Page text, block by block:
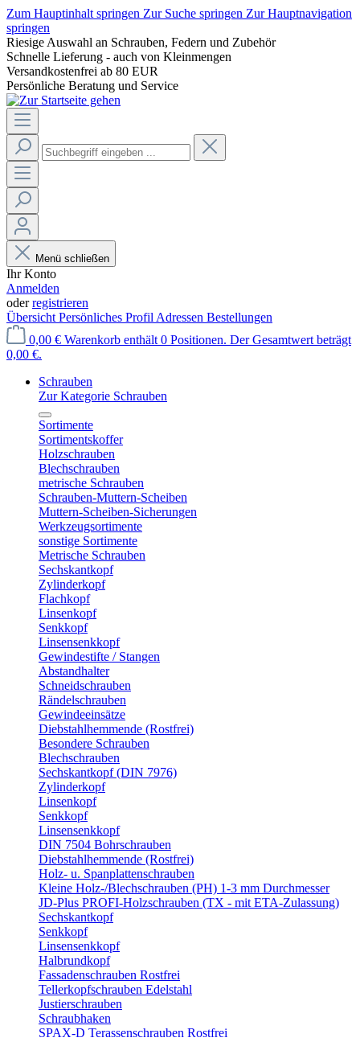
Zum Hauptinhalt springen Zur Suche springen Zur Hauptnavigation
springen
Riesige Auswahl an Schrauben, Federn und Zubehör
Schnelle Lieferung - auch von Kleinmengen
Versandkostenfrei ab 80 EUR
Persönliche Beratung und Service
Menü schließen
Ihr Konto
Anmelden
oderregistrieren
Übersicht Persönliches Profil Adressen Bestellungen
0,00 € Warenkorb enthält 0 Positionen. Der Gesamtwert beträgt
0,00 €.
Schrauben
Zur Kategorie Schrauben
Sortimente
Sortimentskoffer
Holzschrauben
Blechschrauben
metrische Schrauben
Schrauben-Muttern-Scheiben
Muttern-Scheiben-Sicherungen
Werkzeugsortimente
sonstige Sortimente
Metrische Schrauben
Sechskantkopf
Zylinderkopf
Flachkopf
Linsenkopf
Senkkopf
Linsensenkkopf
Gewindestifte / Stangen
Abstandhalter
Schneidschrauben
Rändelschrauben
Gewindeeinsätze
Diebstahlhemmende (Rostfrei)
Besondere Schrauben
Blechschrauben
Sechskantkopf (DIN 7976)
Zylinderkopf
Linsenkopf
Senkkopf
Linsensenkkopf
DIN 7504 Bohrschrauben
Diebstahlhemmende (Rostfrei)
Holz- u. Spanplattenschrauben
Kleine Holz-/Blechschrauben (PH) 1-3 mm Durchmesser
JD-Plus PROFI-Holzschrauben (TX - mit ETA-Zulassung)
Sechskantkopf
Senkkopf
Linsensenkkopf
Halbrundkopf
Fassadenschrauben Rostfrei
Tellerkopfschrauben Edelstahl
Justierschrauben
Schraubhaken
SPAX-D Terassenschrauben Rostfrei